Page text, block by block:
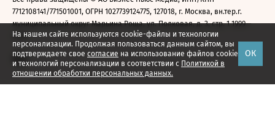
На нашем сайте используются cookie-файлы и технологии
персонализации. Продолжая пользоваться данным сайтом, вы
подтверждаете свое согласие на использование файлов cookie
и технологий персонализации в соответствии с Политикой в
отношении обработки персональных данных.
ОК
7712108141/771501001, ОГРН 1027739124775, 127018, г. Москва, вн.тер.г.
муниципальный округ Марьина Роща, ул. Полковая, д. 3, стр. 1 1999—
2026